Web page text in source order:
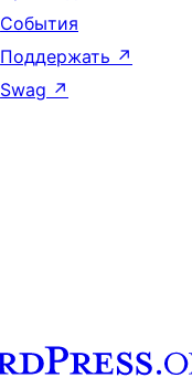
События
Поддержать ↗
Swag ↗